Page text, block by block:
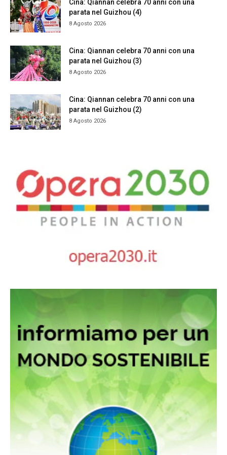
Cina: Qiannan celebra 70 anni con una
parata nel Guizhou (4)
8 Agosto 2026
Cina: Qiannan celebra 70 anni con una
parata nel Guizhou (3)
8 Agosto 2026
Cina: Qiannan celebra 70 anni con una
parata nel Guizhou (2)
8 Agosto 2026